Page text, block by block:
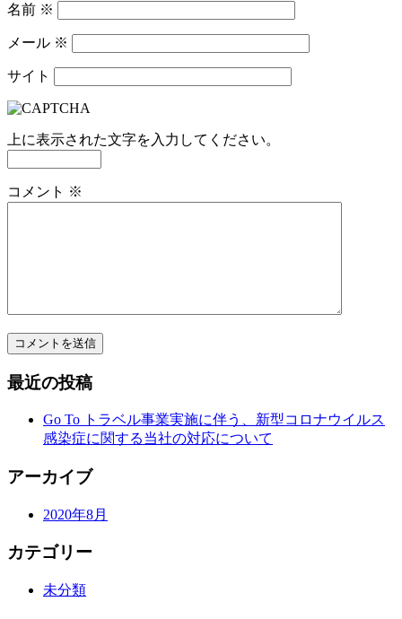
名前 ※
メール ※
サイト
上に表示された文字を入力してください。
コメント ※
最近の投稿
Go To トラベル事業実施に伴う、新型コロナウイルス
感染症に関する当社の対応について
アーカイブ
2020年8月
カテゴリー
未分類